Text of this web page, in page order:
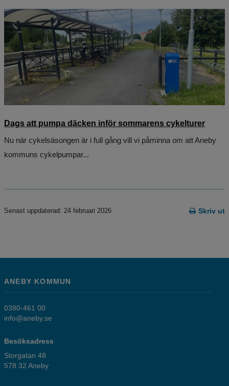
Dags att pumpa däcken inför sommarens cykelturer
Nu när cykelsäsongen är i full gång vill vi påminna om att Aneby
kommuns cykelpumpar...
Skriv ut
Senast uppdaterad: 24 februari 2026
ANEBY KOMMUN
0380-461 00
info@aneby.se
Besöksadress
Storgatan 48
578 32 Aneby